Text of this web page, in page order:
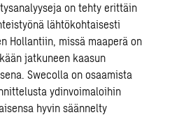
on tehty erittäin
lähtökohtaisesti
Hollantiin, missä maaperä on
jatkuneen kaasun
Swecolla on osaamista
ydinvoimaloihin
hyvin säännelty